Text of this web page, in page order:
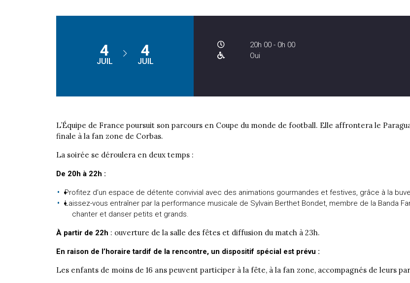
4
JUIL
4
JUIL
20h 00 - 0h 00
Oui
L’Équipe de France poursuit son parcours en Coupe du monde de football. Elle affrontera le
finale à la fan zone de Corbas.
La soirée se déroulera en deux temps :
De 20h à 22h :
Profitez d’un espace de détente convivial avec des animations gourmandes et festives, grâce à la
Laissez-vous entraîner par la performance musicale de Sylvain Berthet Bondet, membre de la Banda
chanter et danser petits et grands.
À partir de 22h : ouverture de la salle des fêtes et diffusion du match à 23h.
En raison de l’horaire tardif de la rencontre, un dispositif spécial est prévu :
Les enfants de moins de 16 ans peuvent participer à la fête, à la fan zone, accompagnés de leurs